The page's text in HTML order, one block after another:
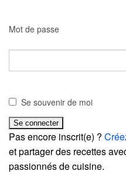
Mot de passe
Se souvenir de moi
Pas encore inscrit(e) ?
et partager des recettes
passionnés de cuisine.